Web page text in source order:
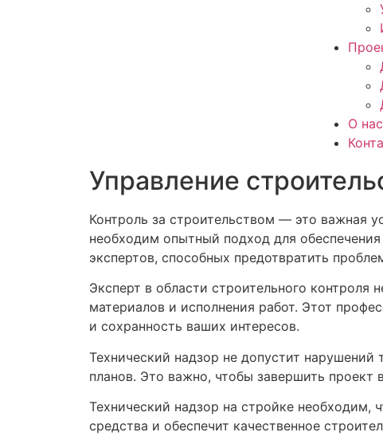
О нас
Управление
Контроль за строительством — это важная
необходим опытный подход для
экспертов, способных предотвратить
Эксперт в области строительного контроля
материалов и исполнения работ. Этот
и сохранность ваших интересов.
Технический надзор не допустит нарушений
планов. Это важно, чтобы завершить проект
Технический надзор на стройке
средства и обеспечит качественное